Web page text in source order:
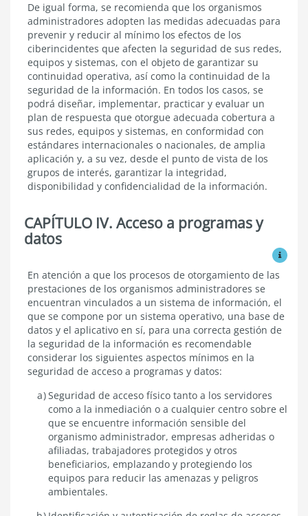
De igual forma, se recomienda que los organismos
administradores adopten las medidas adecuadas para
prevenir y reducir al mínimo los efectos de los
ciberincidentes que afecten la seguridad de sus redes,
equipos y sistemas, con el objeto de garantizar su
continuidad operativa, así como la continuidad de la
seguridad de la información. En todos los casos, se
podrá diseñar, implementar, practicar y evaluar un
plan de respuesta que otorgue adecuada cobertura a
sus redes, equipos y sistemas, en conformidad con
estándares internacionales o nacionales, de amplia
aplicación y, a su vez, desde el punto de vista de los
grupos de interés, garantizar la integridad,
disponibilidad y confidencialidad de la información.
CAPÍTULO IV. Acceso a programas y
datos
Ver
Acceso
a
programas
y
datos
En atención a que los procesos de otorgamiento de las
prestaciones de los organismos administradores se
encuentran vinculados a un sistema de información, el
que se compone por un sistema operativo, una base de
datos y el aplicativo en sí, para una correcta gestión de
la seguridad de la información es recomendable
considerar los siguientes aspectos mínimos en la
seguridad de acceso a programas y datos:
Seguridad de acceso físico tanto a los servidores
como a la inmediación o a cualquier centro sobre el
que se encuentre información sensible del
organismo administrador, empresas adheridas o
afiliadas, trabajadores protegidos y otros
beneficiarios, emplazando y protegiendo los
equipos para reducir las amenazas y peligros
ambientales.